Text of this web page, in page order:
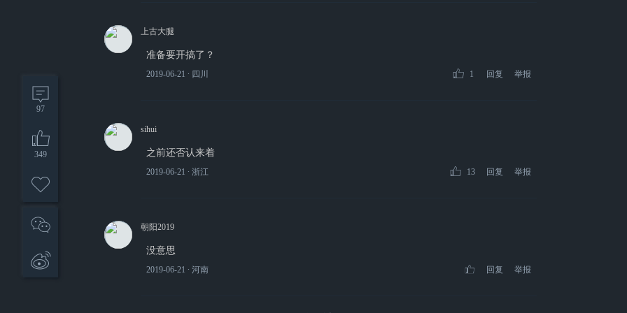
97
349
上古大腿
准备要开搞了？
2019-06-21 ∙ 四川 1 回复 举报
sihui
之前还否认来着
2019-06-21 ∙ 浙江 13 回复 举报
朝阳2019
没意思
2019-06-21 ∙ 河南 回复 举报